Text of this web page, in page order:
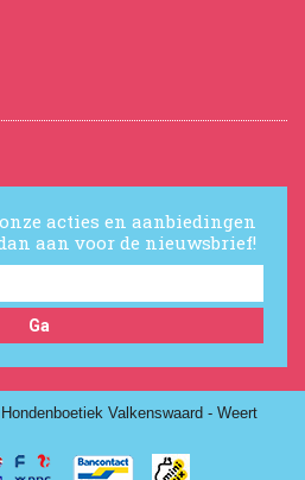
acties en aanbiedingen
aan voor de nieuwsbrief!
Ga
Valkenswaard - Weert